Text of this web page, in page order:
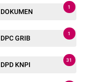
DOKUMEN
1
DPC GRIB
1
DPD KNPI
31